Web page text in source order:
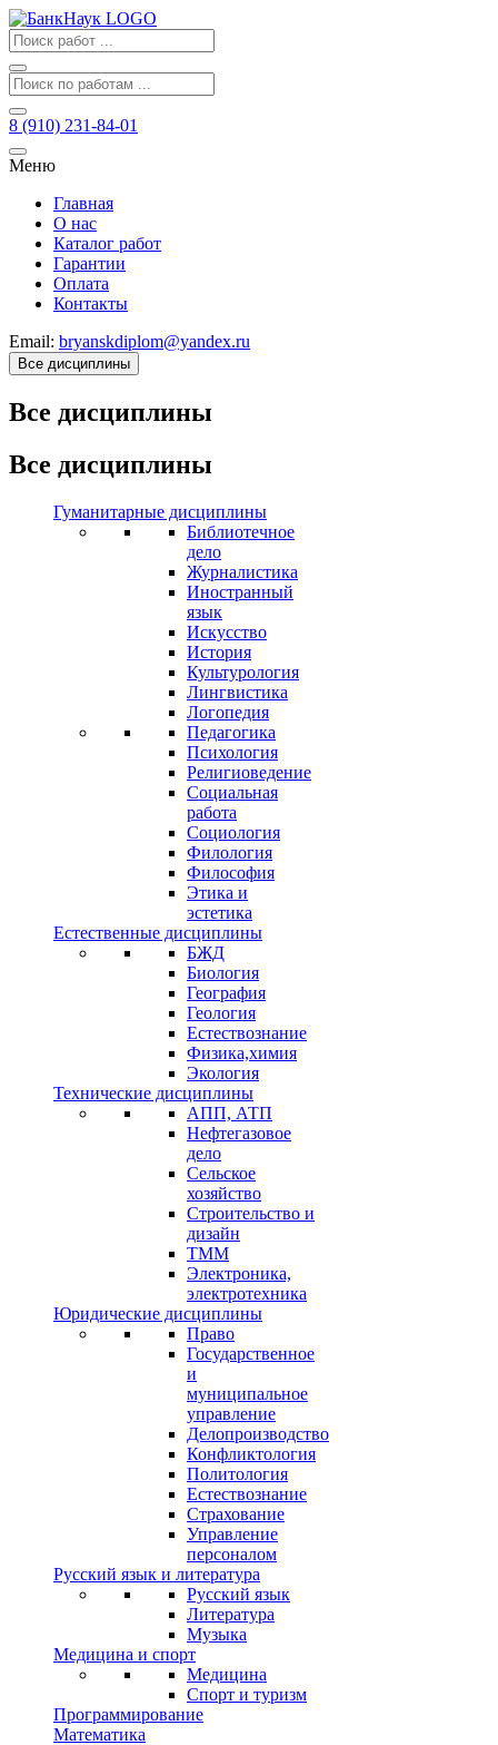
8 (910) 231-84-01
Меню
Главная
О нас
Каталог работ
Гарантии
Оплата
Контакты
Email: bryanskdiplom@yandex.ru
Все дисциплины
Все дисциплины
Все дисциплины
Гуманитарные дисциплины
Библиотечное
дело
Журналистика
Иностранный
язык
Искусство
История
Культурология
Лингвистика
Логопедия
Педагогика
Психология
Религиоведение
Социальная
работа
Социология
Филология
Философия
Этика и
эстетика
Естественные дисциплины
БЖД
Биология
География
Геология
Естествознание
Физика,химия
Экология
Технические дисциплины
АПП, АТП
Нефтегазовое
дело
Сельское
хозяйство
Строительство и
дизайн
ТММ
Электроника,
электротехника
Юридические дисциплины
Право
Государственное
и
муниципальное
управление
Делопроизводство
Конфликтология
Политология
Естествознание
Страхование
Управление
персоналом
Русский язык и литература
Русский язык
Литература
Музыка
Медицина и спорт
Медицина
Спорт и туризм
Программирование
Математика